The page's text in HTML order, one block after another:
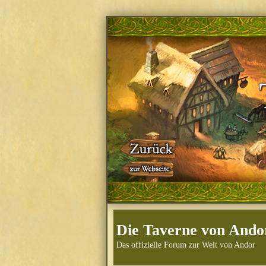
Die Taverne von
Das offizielle Forum zur Welt von Andor